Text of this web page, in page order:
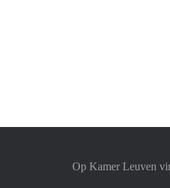
Op Kamer Leuven